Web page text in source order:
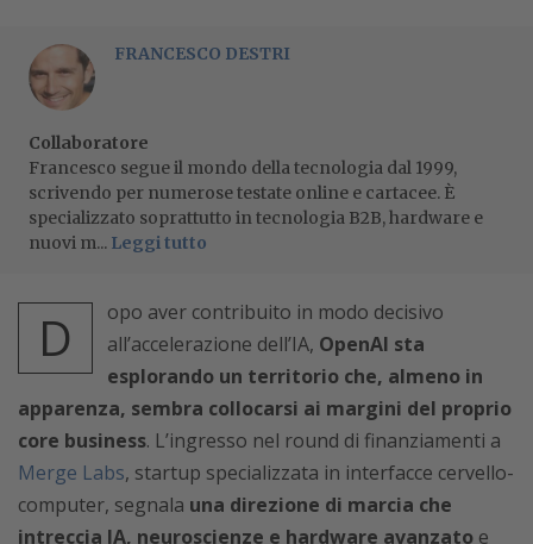
FRANCESCO DESTRI
Collaboratore
Francesco segue il mondo della tecnologia dal 1999,
scrivendo per numerose testate online e cartacee. È
specializzato soprattutto in tecnologia B2B, hardware e
nuovi m... Leggi tutto
D
opo aver contribuito in modo decisivo
all’accelerazione dell’IA, OpenAI sta
esplorando un territorio che, almeno in
apparenza, sembra collocarsi ai margini del proprio
core business. L’ingresso nel round di finanziamenti a
Merge Labs, startup specializzata in interfacce cervello-
computer, segnala una direzione di marcia che
intreccia IA, neuroscienze e hardware avanzato e